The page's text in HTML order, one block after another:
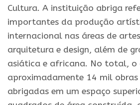
Cultura. A instituição abriga
importantes da produção
internacional nas áreas de
arquitetura e design, além de
asiática e africana. No total, o
aproximadamente 14 mil
abrigadas em um espaço